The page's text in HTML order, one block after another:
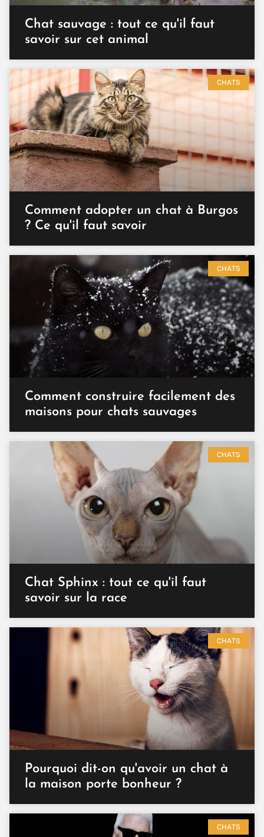
Chat sauvage : tout ce qu'il faut
savoir sur cet animal
CHATS
Comment adopter un chat à Burgos
? Ce qu'il faut savoir
CHATS
Comment construire facilement des
maisons pour chats sauvages
CHATS
Chat Sphinx : tout ce qu'il faut
savoir sur la race
CHATS
Pourquoi dit-on qu'avoir un chat à
la maison porte bonheur ?
CHATS